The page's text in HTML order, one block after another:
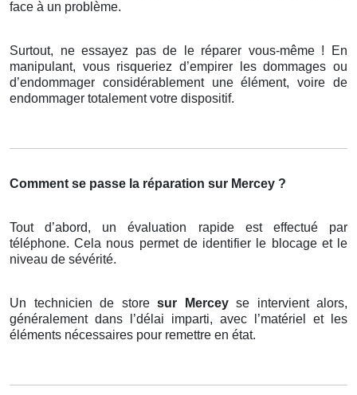
face à un problème.
Surtout, ne essayez pas de le réparer vous-même ! En
manipulant, vous risqueriez d’empirer les dommages ou
d’endommager considérablement une élément, voire de
endommager totalement votre dispositif.
Comment se passe la réparation sur Mercey ?
Tout d’abord, un évaluation rapide est effectué par
téléphone. Cela nous permet de identifier le blocage et le
niveau de sévérité.
Un technicien de store sur Mercey se intervient alors,
généralement dans l’délai imparti, avec l’matériel et les
éléments nécessaires pour remettre en état.